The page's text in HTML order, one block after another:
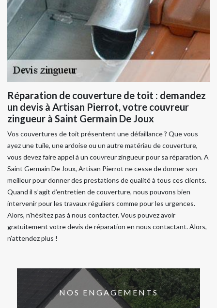
Réparation de couverture de toit : demandez
un devis à Artisan Pierrot, votre couvreur
zingueur à Saint Germain De Joux
Vos couvertures de toit présentent une défaillance ? Que vous
ayez une tuile, une ardoise ou un autre matériau de couverture,
vous devez faire appel à un couvreur zingueur pour sa réparation. A
Saint Germain De Joux, Artisan Pierrot ne cesse de donner son
meilleur pour donner des prestations de qualité à tous ces clients.
Quand il s’agit d’entretien de couverture, nous pouvons bien
intervenir pour les travaux réguliers comme pour les urgences.
Alors, n’hésitez pas à nous contacter. Vous pouvez avoir
gratuitement votre devis de réparation en nous contactant. Alors,
n’attendez plus !
NOS ENGAGEMENTS